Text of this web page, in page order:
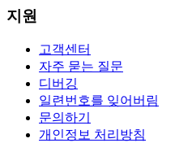
지원
고객센터
자주 묻는 질문
디버깅
일련번호를 잊어버림
문의하기
개인정보 처리방침